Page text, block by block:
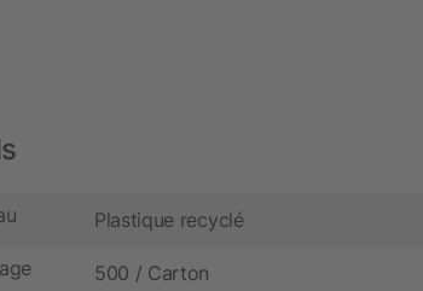
Plastique recyclé
500 / Carton